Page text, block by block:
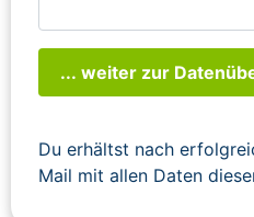
... weiter zur
Du erhältst nach
Mail mit allen Daten